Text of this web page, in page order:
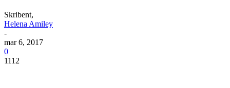
Skribent,
Helena Amiley
-
mar 6, 2017
0
1112